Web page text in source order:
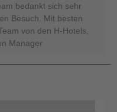
bedankt sich sehr
Besuch. Mit besten
von den H-Hotels,
Manager